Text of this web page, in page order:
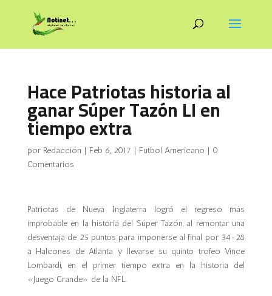
Hace Patriotas historia al
ganar Súper Tazón LI en
tiempo extra
por Redacción | Feb 6, 2017 | Futbol Americano | 0
Comentarios
Patriotas de Nueva Inglaterra logró el regreso más
improbable en la historia del Súper Tazón, al remontar una
desventaja de 25 puntos para imponerse al final por 34-28
a Halcones de Atlanta y llevarse su quinto trofeo Vince
Lombardi, en el primer tiempo extra en la historia del
«Juego Grande» de la NFL.